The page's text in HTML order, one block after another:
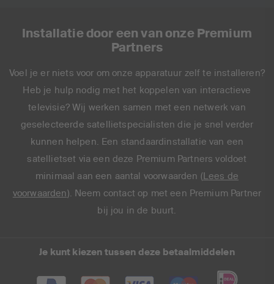
Installatie door een van onze Premium
Partners
Voel je er niets voor om onze apparatuur zelf te installeren?
Heb je hulp nodig met het koppelen van interactieve
televisie? Wij werken samen met een netwerk van
geselecteerde satellietspecialisten die je snel verder
kunnen helpen. Een standaardinstallatie van een
satellietset via een deze Premium Partners voldoet
minimaal aan een aantal voorwaarden (Lees de
voorwaarden). Neem contact op met een Premium Partner
bij jou in de buurt.
Je kunt kiezen tussen deze betaalmiddelen